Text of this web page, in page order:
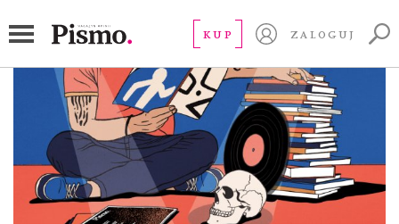
KUP ZALOGUJ
Krupa Art Foundation